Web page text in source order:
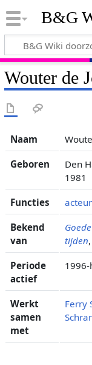
B&G
Wouter de
Naam
Geboren
Den
1981
Functies acteur
Bekend
van
tijden,
Periode
actief
Werkt
samen
met
Ferry